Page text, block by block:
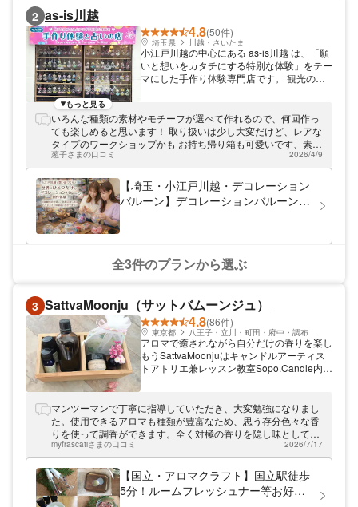
江戸時代から受け継がれてきた伝統工芸を体
験してみませんか。皆様のお越しをお待ちし
ております。
2 as-is川越
4.8(50件)
埼玉県 川越・さいたま
小江戸川越の中心にある as-is川越 は、「願
いと想いをカタチにする特別な体験」をテー
マにした手作り体験専門店です。 観光の途
くのお客様に選ばれています。 初めての方
でも安心して楽しめるよう、スタッフが丁寧
にサポートし、どの体験も必ず素敵な作品に
は、透明バルーンの中に好きな色や素材を詰
め込んで作る”デコレーションバルーン制作
体験”。 推しカラーや誕生日、記念日などテ
ーマに合わせて自由にデザインでき、完成し
やプレゼントにも最適です。 親子で一緒に
作る時間は、忘れられない思い出になりま
す。 次に人気なのが、願いを込めて作る”パ
本」を選ぶ時間は、大人にも子どもにも特別
な体験。 家族でお揃いのブレスレットを作
ったり、友達同士で交換したりと、作品
に“想い”が宿るのが魅力です。 占いと組み合
わせて作る方も多く、世界にひとつだけのお
守りとして大切にされる方が増えています。
ルダー”。 短時間で完成するため、観光の合
間にも気軽に参加でき、夏休みの自由研究や
旅の記念にもぴったり。 小さな手でも作り
やすい工程なので、親子で一緒に楽しめる体
験として好評です。 すべての体験は屋内で
行えるため、雨の日や暑い日でも安心。 観
光の途中で「ちょっと休憩したい」「子ども
が楽しめる場所に行きたい」という時にも最
もっと見る
いろんな種類の素材やモチーフが選べて作れるので、何回作っ
ても楽しめると思います！ 取り扱いは少し大変だけど、レアな
タイプのワークショップかも お持ち帰り箱も可愛いです、素敵
な体験有難うございました！
葱子さまの口コミ 2026/4/9
【埼玉・小江戸川越・デコレーション
バルーン】デコレーションバルーンの
やプレゼントにもおすすめ
全3件のプランから選ぶ
3 SattvaMoonju（サットバムーンジュ）
4.8(86件)
東京都 八王子・立川・町田・府中・調布
アロマで癒されながら自分だけの香りを楽し
もうSattvaMoonjuはキャンドルアーティス
トアトリエ兼レッスン教室Sopo.Candle内に
好きなアロマを使い、オリジナルのアロマ作
品を作ることができます。国立駅から徒歩5
分とアクセス便利です。
マンツーマンで丁寧に指導していただき、大変勉強になりまし
た。使用できるアロマも種類が豊富なため、思う存分色々な香
りを使って調香ができます。全く対極の香りを隠し味として使
用して、深みと余韻のある香りを作ることができました。また
機会があれば新たな香りに挑戦させていただきたいと思いま
す。
myfrascatiさまの口コミ 2026/7/17
【国立・アロマクラフト】国立駅徒歩
5分！ルームフレッシュナー等お好き